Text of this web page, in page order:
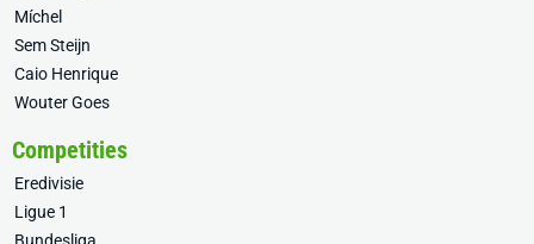
Míchel
Sem Steijn
Caio Henrique
Wouter Goes
Competities
Eredivisie
Ligue 1